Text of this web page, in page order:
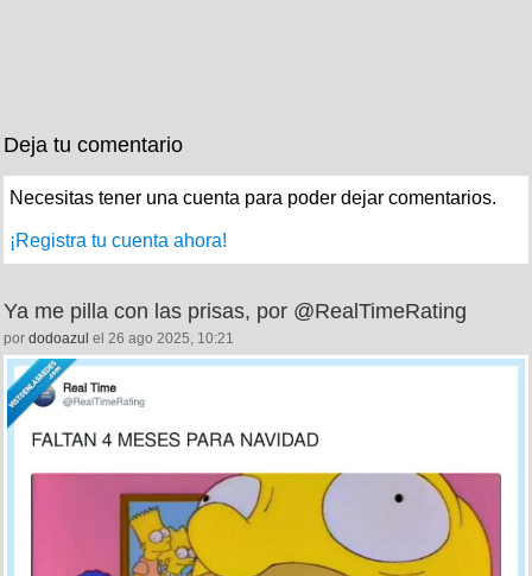
Deja tu comentario
Necesitas tener una cuenta para poder dejar comentarios.
¡Registra tu cuenta ahora!
Ya me pilla con las prisas, por @RealTimeRating
por dodoazul el 26 ago 2025, 10:21